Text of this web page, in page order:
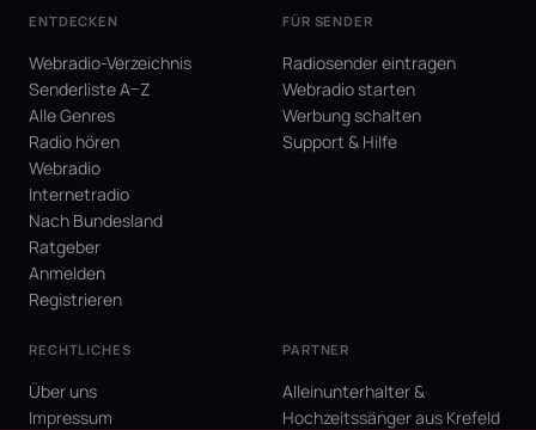
ENTDECKEN
Webradio-Verzeichnis
Senderliste A–Z
Alle Genres
Radio hören
Webradio
Internetradio
Nach Bundesland
Ratgeber
Anmelden
Registrieren
FÜR SENDER
Radiosender eintragen
Webradio starten
Werbung schalten
Support & Hilfe
RECHTLICHES
Über uns
Impressum
PARTNER
Alleinunterhalter &
Hochzeitssänger aus Krefeld